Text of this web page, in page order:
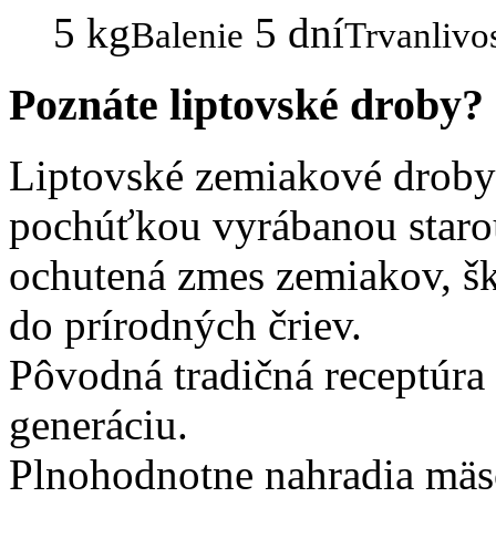
5 kgBalenie 5 dní
Poznáte liptovské droby?
Liptovské zemiakové
pochúťkou vyrábanou
ochutená zmes zemiakov,
do prírodných čriev.
Pôvodná tradičná
generáciu.
Plnohodnotne nahradia